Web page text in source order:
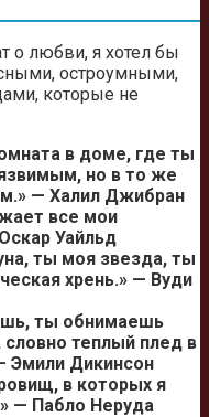
о любви, я хотел бы
остроумными,
которые не
в доме, где ты
но в то же
— Халил Джибран
все мои
Уайльд
ты моя звезда, ты
хрень.» — Вуди
ты обнимаешь
теплый плед в
Эмили Дикинсон
в которых я
— Пабло Неруда